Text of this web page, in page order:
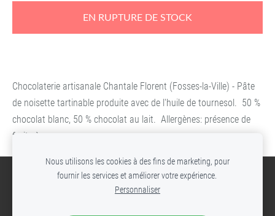
EN RUPTURE DE STOCK
Chocolaterie artisanale Chantale Florent (Fosses-la-Ville) - Pâte
de noisette tartinable produite avec de l'huile de tournesol. 50 %
chocolat blanc, 50 % chocolat au lait. Allergènes: présence de
fruits à coque
Cookies
© Site réalisé par Les Verres de Terroir.
Nous utilisons les cookies à des fins de marketing, pour
fournir les services et améliorer votre expérience.
Personnaliser